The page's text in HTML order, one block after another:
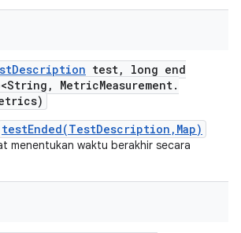
Description test,
long end
, MetricMeasurement.
testEnded(TestDescription,Map)
menentukan waktu berakhir secara